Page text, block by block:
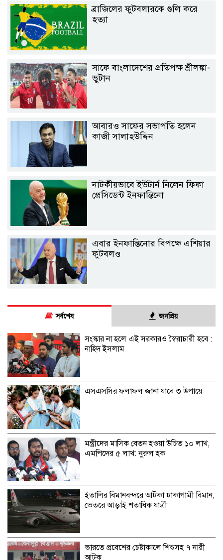
ব্রাজিলের ফুটবলারকে গুলি করে
হত্যা
সাফে বাংলাদেশের প্রতিপক্ষ শ্রীলঙ্কা-
ভুটান
আবারও সাফের সভাপতি হলেন
কাজী সালাহউদ্দিন
নাটকীয়ভাবে ইউটার্ন নিলেন ফিফা
প্রেসিডেন্ট ইনফান্তিনো
এবার ইনফান্তিনোর বিপক্ষে এশিয়ার
ফুটবলও
সর্বশেষ জনপ্রিয়
সংস্কার না হলে এই সরকারও স্বৈরাচারী হবে :
নাহিদ ইসলাম
এসএসসির ফলাফল জানা যাবে ৩ উপায়ে
মন্ত্রীদের মাসিক বেতন হওয়া উচিত ১০ লাখ,
এমপিদের ৫ লাখ: নুরুল হক
ইতালির বিমানবন্দরে আটকা ঢাকাগামী বিমান,
ভেতরে আড়াই শতাধিক যাত্রী
ভারতে প্রবেশের চেষ্টাকালে শিশুসহ ৭ নারী
আটক